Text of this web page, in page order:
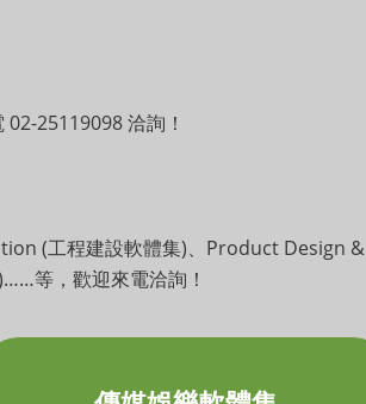
25119098 洽詢！
(工程建設軟體集)、Product Design &
等，歡迎來電洽詢！